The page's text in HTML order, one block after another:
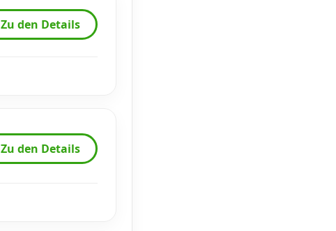
Zu den Details
Zu den Details